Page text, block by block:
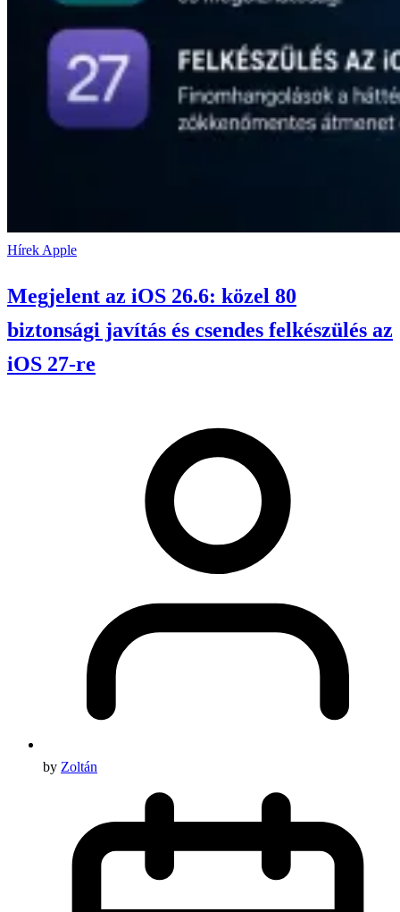
Hírek Apple
Megjelent az iOS 26.6: közel 80
biztonsági javítás és csendes felkészülés az
iOS 27-re
by Zoltán